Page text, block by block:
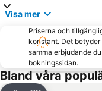
Visa mer
Priserna och
konstant. Det
samma erbjudande
bokningssidan.
Bland våra